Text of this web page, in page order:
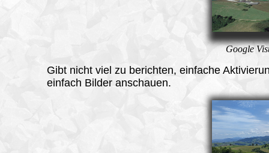
Google
Gibt nicht viel zu berichten, einfache
einfach Bilder anschauen.